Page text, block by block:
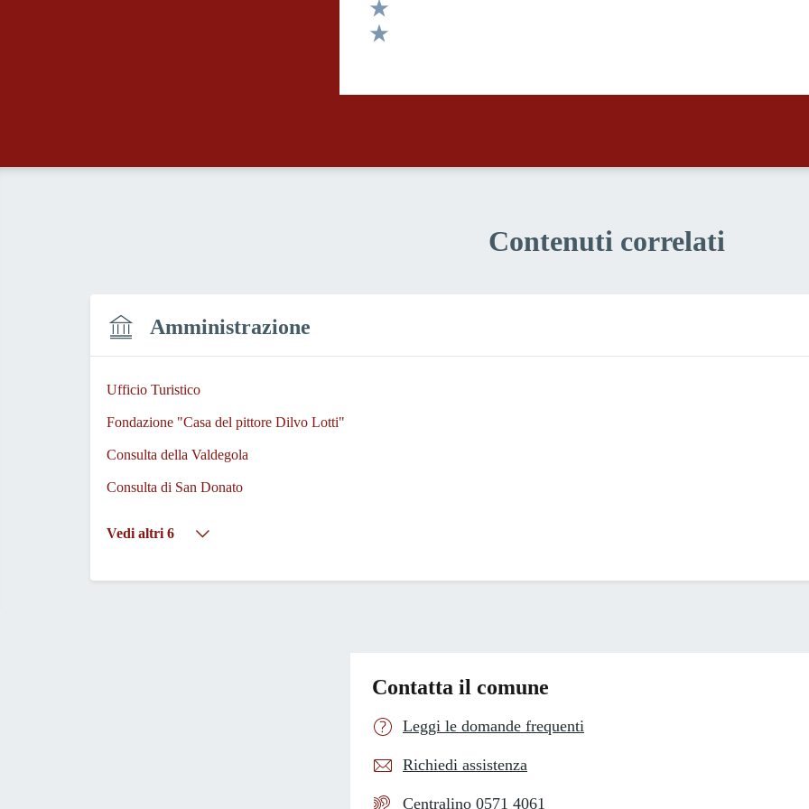
Valuta 3 stelle su 5
Valuta 2 stelle su 5
Contenuti correlati
Amministrazione
Ufficio Turistico
Fondazione "Casa del pittore Dilvo Lotti"
Consulta della Valdegola
Consulta di San Donato
Vedi altri 6
Contatta il comune
Leggi le domande frequenti
Richiedi assistenza
Centralino 0571 4061